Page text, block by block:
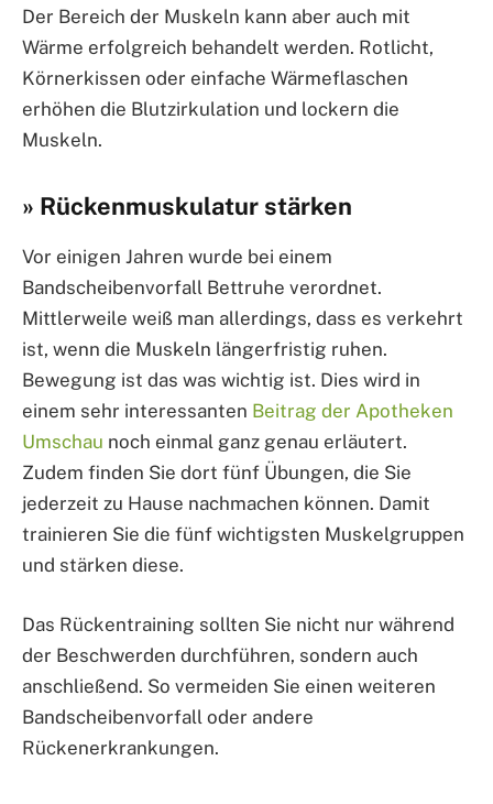
Der Bereich der Muskeln kann aber auch mit
Wärme erfolgreich behandelt werden. Rotlicht,
Körnerkissen oder einfache Wärmeflaschen
erhöhen die Blutzirkulation und lockern die
Muskeln.
» Rückenmuskulatur stärken
Vor einigen Jahren wurde bei einem
Bandscheibenvorfall Bettruhe verordnet.
Mittlerweile weiß man allerdings, dass es verkehrt
ist, wenn die Muskeln längerfristig ruhen.
Bewegung ist das was wichtig ist. Dies wird in
einem sehr interessanten Beitrag der Apotheken
Umschau noch einmal ganz genau erläutert.
Zudem finden Sie dort fünf Übungen, die Sie
jederzeit zu Hause nachmachen können. Damit
trainieren Sie die fünf wichtigsten Muskelgruppen
und stärken diese.
Das Rückentraining sollten Sie nicht nur während
der Beschwerden durchführen, sondern auch
anschließend. So vermeiden Sie einen weiteren
Bandscheibenvorfall oder andere
Rückenerkrankungen.